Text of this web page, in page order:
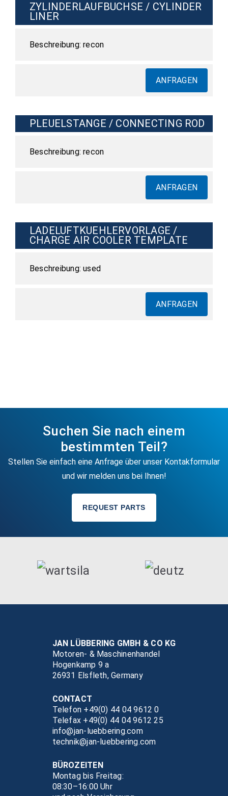
ZYLINDERLAUFBUCHSE / CYLINDER
LINER
recon
ANFRAGEN
PLEUELSTANGE / CONNECTING ROD
recon
ANFRAGEN
LADELUFTKUEHLERVORLAGE /
CHARGE AIR COOLER TEMPLATE
used
ANFRAGEN
Suchen Sie nach einem
bestimmten Teil?
Stellen Sie einfach eine Anfrage über unser Kontakformular
und wir melden uns bei Ihnen!
REQUEST PARTS
JAN LÜBBERING GMBH & CO KG
Motoren- & Maschinenhandel
Hogenkamp 9 a
26931 Elsfleth, Germany
CONTACT
Telefon +49(0) 44 04 9612 0
Telefax +49(0) 44 04 9612 25
info@jan-luebbering.com
technik@jan-luebbering.com
BÜROZEITEN
Montag bis Freitag:
08:30–16:00 Uhr